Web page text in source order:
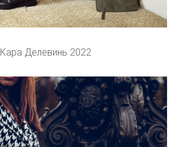
Кара Делевинь 2022